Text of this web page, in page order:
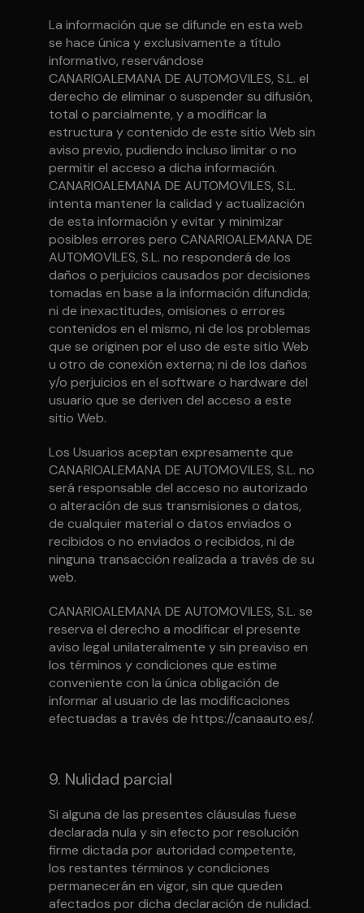
La información que se difunde en esta web
se hace única y exclusivamente a título
informativo, reservándose
CANARIOALEMANA DE AUTOMOVILES, S.L. el
derecho de eliminar o suspender su difusión,
total o parcialmente, y a modificar la
estructura y contenido de este sitio Web sin
aviso previo, pudiendo incluso limitar o no
permitir el acceso a dicha información.
CANARIOALEMANA DE AUTOMOVILES, S.L.
intenta mantener la calidad y actualización
de esta información y evitar y minimizar
posibles errores pero CANARIOALEMANA DE
AUTOMOVILES, S.L. no responderá de los
daños o perjuicios causados por decisiones
tomadas en base a la información difundida;
ni de inexactitudes, omisiones o errores
contenidos en el mismo, ni de los problemas
que se originen por el uso de este sitio Web
u otro de conexión externa; ni de los daños
y/o perjuicios en el software o hardware del
usuario que se deriven del acceso a este
sitio Web.
Los Usuarios aceptan expresamente que
CANARIOALEMANA DE AUTOMOVILES, S.L. no
será responsable del acceso no autorizado
o alteración de sus transmisiones o datos,
de cualquier material o datos enviados o
recibidos o no enviados o recibidos, ni de
ninguna transacción realizada a través de su
web.
CANARIOALEMANA DE AUTOMOVILES, S.L. se
reserva el derecho a modificar el presente
aviso legal unilateralmente y sin preaviso en
los términos y condiciones que estime
conveniente con la única obligación de
informar al usuario de las modificaciones
efectuadas a través de https://canaauto.es/.
9. Nulidad parcial
Si alguna de las presentes cláusulas fuese
declarada nula y sin efecto por resolución
firme dictada por autoridad competente,
los restantes términos y condiciones
permanecerán en vigor, sin que queden
afectados por dicha declaración de nulidad.